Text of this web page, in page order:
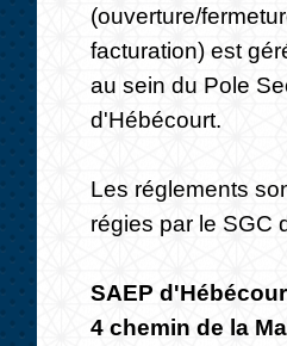
(ouverture/
facturation) est
au sein du Pole
d'Hébécourt.
Les réglements
régies par le SGC
SAEP
4 chemin de la